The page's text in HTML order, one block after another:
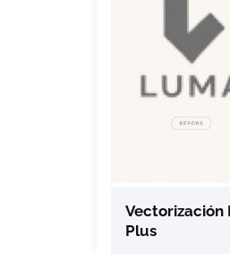
Vectorización
Plus